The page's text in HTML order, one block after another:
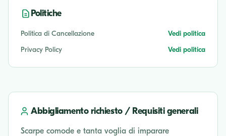
Politiche
Politica di Cancellazione
Vedi politica
Privacy Policy
Vedi politica
Abbigliamento richiesto / Requisiti generali
Scarpe comode e tanta voglia di imparare